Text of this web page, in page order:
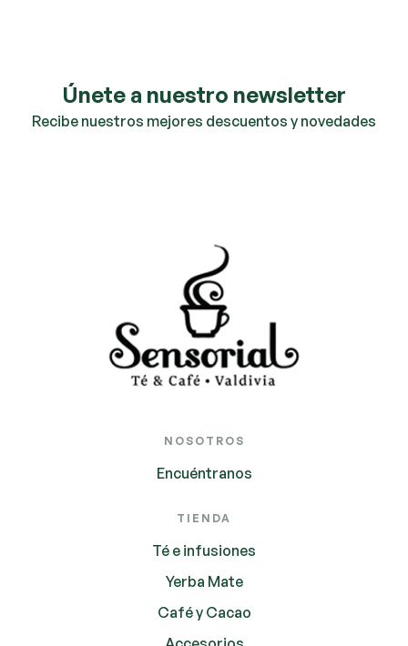
Únete a nuestro newsletter
Recibe nuestros mejores descuentos y novedades
NOSOTROS
Encuéntranos
TIENDA
Té e infusiones
Yerba Mate
Café y Cacao